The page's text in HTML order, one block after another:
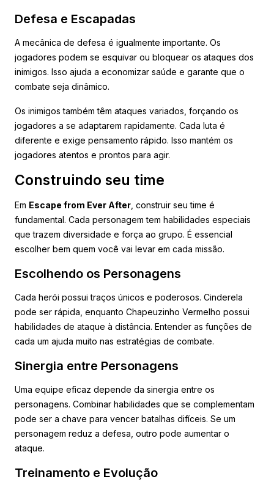
Defesa e Escapadas
A mecânica de defesa é igualmente importante. Os
jogadores podem se esquivar ou bloquear os ataques dos
inimigos. Isso ajuda a economizar saúde e garante que o
combate seja dinâmico.
Os inimigos também têm ataques variados, forçando os
jogadores a se adaptarem rapidamente. Cada luta é
diferente e exige pensamento rápido. Isso mantém os
jogadores atentos e prontos para agir.
Construindo seu time
Em Escape from Ever After , construir seu time é
fundamental. Cada personagem tem habilidades especiais
que trazem diversidade e força ao grupo. É essencial
escolher bem quem você vai levar em cada missão.
Escolhendo os Personagens
Cada herói possui traços únicos e poderosos. Cinderela
pode ser rápida, enquanto Chapeuzinho Vermelho possui
habilidades de ataque à distância. Entender as funções de
cada um ajuda muito nas estratégias de combate.
Sinergia entre Personagens
Uma equipe eficaz depende da sinergia entre os
personagens. Combinar habilidades que se complementam
pode ser a chave para vencer batalhas difíceis. Se um
personagem reduz a defesa, outro pode aumentar o
ataque.
Treinamento e Evolução